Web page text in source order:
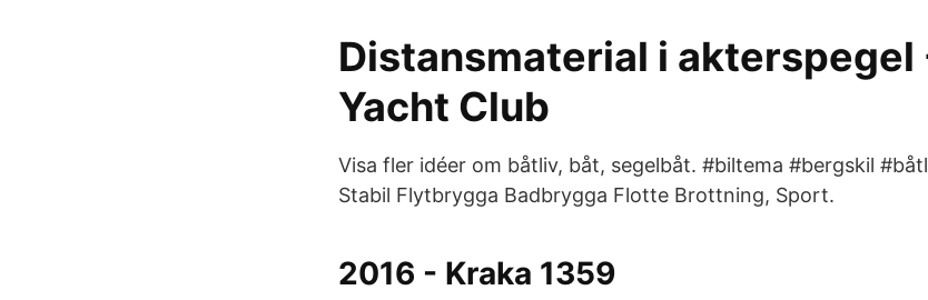
Distansmaterial i akterspegel
Yacht Club
Visa fler idéer om båtliv, båt, segelbåt. #biltema #bergskil
Stabil Flytbrygga Badbrygga Flotte Brottning, Sport.
2016 - Kraka 1359